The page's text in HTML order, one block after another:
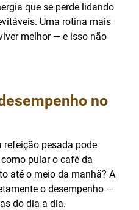
que se perde lidando
Uma rotina mais
melhor — e isso não
no
refeição pesada pode
pular o café da
até o meio da manhã? A
o desempenho —
do dia a dia.